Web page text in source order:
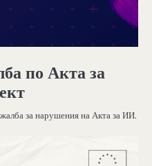
по Акта за
за нарушения на Акта за ИИ.